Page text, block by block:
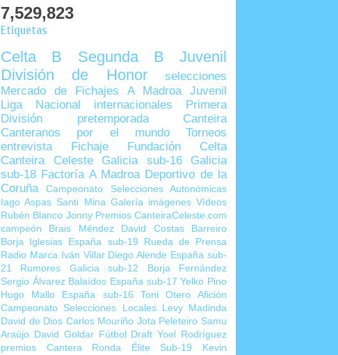
7,529,823
Etiquetas
Celta B Segunda B
Juvenil
División de Honor
selecciones
Mercado de Fichajes
A Madroa
Juvenil
Liga Nacional
internacionales
Primera
División
pretemporada
Canteira
Canteranos por el mundo
Torneos
entrevista
Fichaje
Fundación Celta
Canteira Celeste
Galicia sub-16
Galicia
sub-18 Factoría A Madroa Deportivo de la
Coruña
Campeonato Selecciones Autonómicas
Iago Aspas Santi Mina Galería imágenes Vídeos
Rubén Blanco Jonny Premios CanteiraCeleste.com
campeón
Brais Méndez David Costas
Barreiro
Borja Iglesias
España sub-19
Rueda de Prensa
Radio Marca
Iván Villar Diego Alende España sub-
21
Rumores Galicia sub-12
Borja Fernández
Sergio Álvarez Balaídos España sub-17 Yelko Pino
Hugo Mallo
España sub-16 Toni Otero
Afición
Campeonato Selecciones Locales
Levy Madinda
David de Dios Carlos Mouriño Jota Peleteiro Samu
Araújo David Goldar Fútbol Draft Yoel Rodríguez
premios Cantera
Ronda Élite Sub-19
Kevin